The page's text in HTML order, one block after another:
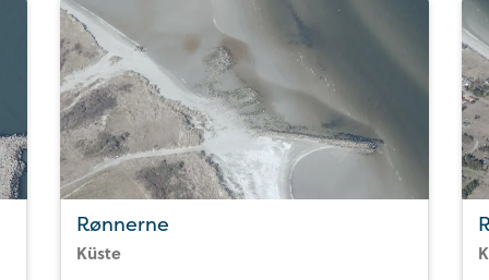
Rønnerne
Küste